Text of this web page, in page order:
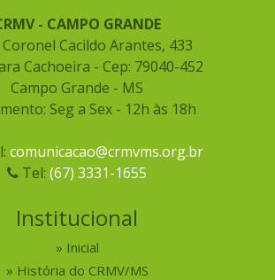
- CAMPO GRANDE
Cacildo Arantes, 433
Cachoeira - Cep: 79040-452
Campo Grande - MS
Seg a Sex - 12h às 18h
comunicacao@crmvms.org.br
Tel: (67) 3331-1655
Institucional
Inicial
História do CRMV/MS